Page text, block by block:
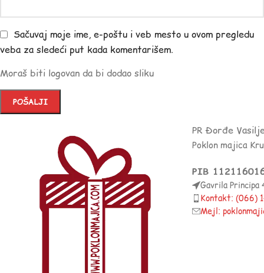
Sačuvaj moje ime, e-poštu i veb mesto u ovom pregledu
veba za sledeći put kada komentarišem.
Moraš biti logovan da bi dodao sliku
PR Đorđe
Poklon majica
PIB
Gavrila Principa
Kontakt: (066)
Mejl: